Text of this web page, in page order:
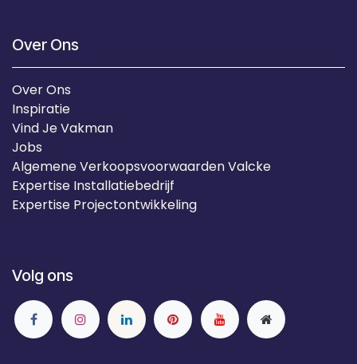
Over Ons
Over Ons
Inspiratie
Vind Je Vakman
Jobs
Algemene Verkoopsvoorwaarden Valcke
Expertise Installatiebedrijf
Expertise Projectontwikkeling
Volg ons